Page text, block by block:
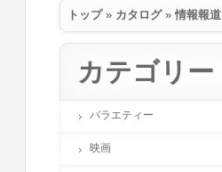
トップ» カタログ»情報報道
カテゴリー
バラエティー
映画